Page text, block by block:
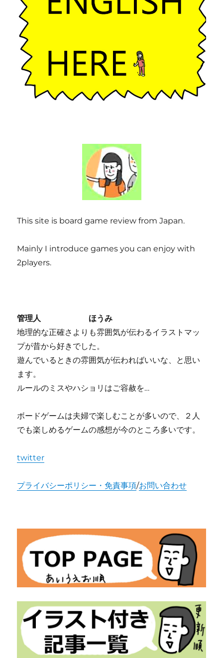
This site is board game review from Japan.
Mainly I introduce games you can enjoy with
2players.
管理人 ほうみ
地理的な正確さよりも雰囲気が伝わるイラストマッ
プが昔から好きでした。
遊んでいるときの雰囲気が伝わればいいな、と思い
ます。
ルールのミスやハショリはご容赦を…
ボードゲームは夫婦で楽しむことが多いので、２人
でも楽しめるゲームの感想が今のところ多いです。
twitter
プライバシーポリシー・免責事項/お問い合わせ